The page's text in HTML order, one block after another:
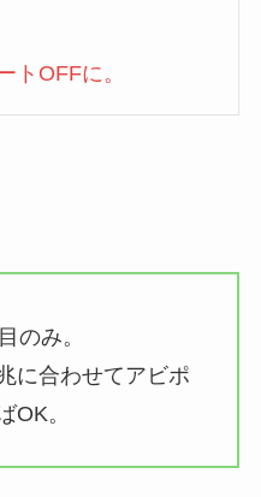
トOFFに。
のみ。
に合わせてアビポ
OK。